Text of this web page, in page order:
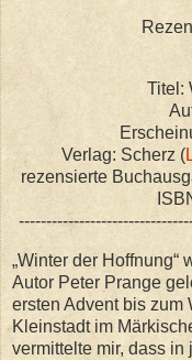
Titel:
Verlag: Scherz (
rezensierte
„Winter der Hoffnung“
Autor Peter Prange
ersten Advent bis zum
Kleinstadt im
vermittelte mir, dass